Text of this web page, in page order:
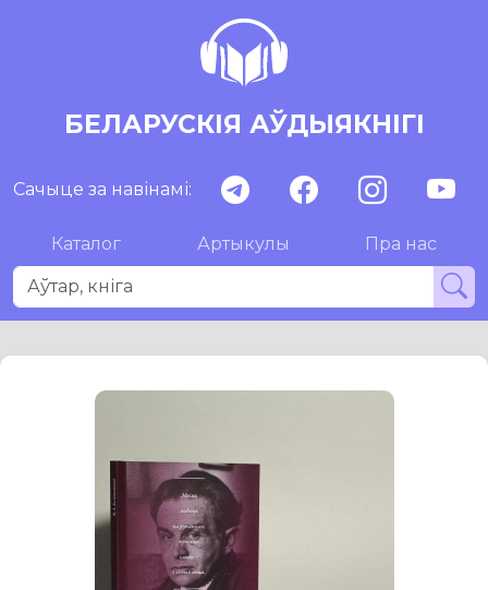
БЕЛАРУСКІЯ АЎДЫЯКНІГІ
Сачыце за навінамі:
Каталог Артыкулы Пра нас